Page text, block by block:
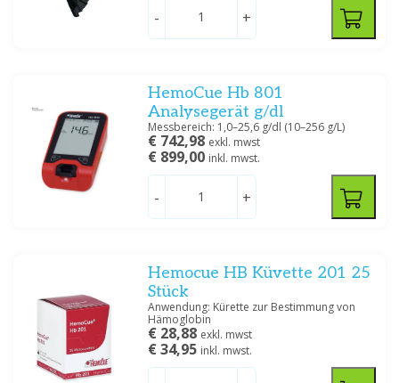
- +
HemoCue Hb 801
Analysegerät g/dl
Messbereich: 1,0–25,6 g/dl (10–256 g/L)
€ 742,98 exkl. mwst
€ 899,00 inkl. mwst.
- +
Hemocue HB Küvette 201 25
Stück
Anwendung: Kürette zur Bestimmung von
Hämoglobin
€ 28,88 exkl. mwst
€ 34,95 inkl. mwst.